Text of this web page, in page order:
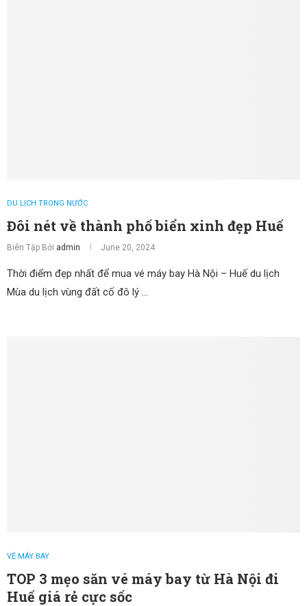
DU LỊCH TRONG NƯỚC
Đôi nét về thành phố biển xinh đẹp Huế
Biên Tập Bởi admin June 20, 2024
Thời điểm đẹp nhất để mua vé máy bay Hà Nội – Huế du lịch
Mùa du lịch vùng đất cố đô lý …
VÉ MÁY BAY
TOP 3 mẹo săn vé máy bay từ Hà Nội đi
Huế giá rẻ cực sốc